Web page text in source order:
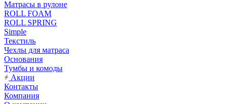
Матрасы в рулоне
ROLL FOAM
ROLL SPRING
Simple
Текстиль
Чехлы для матраса
Основания
Тумбы и комоды
Акции
Контакты
Компания